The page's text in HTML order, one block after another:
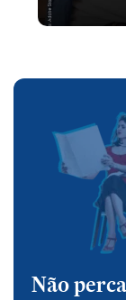
Não